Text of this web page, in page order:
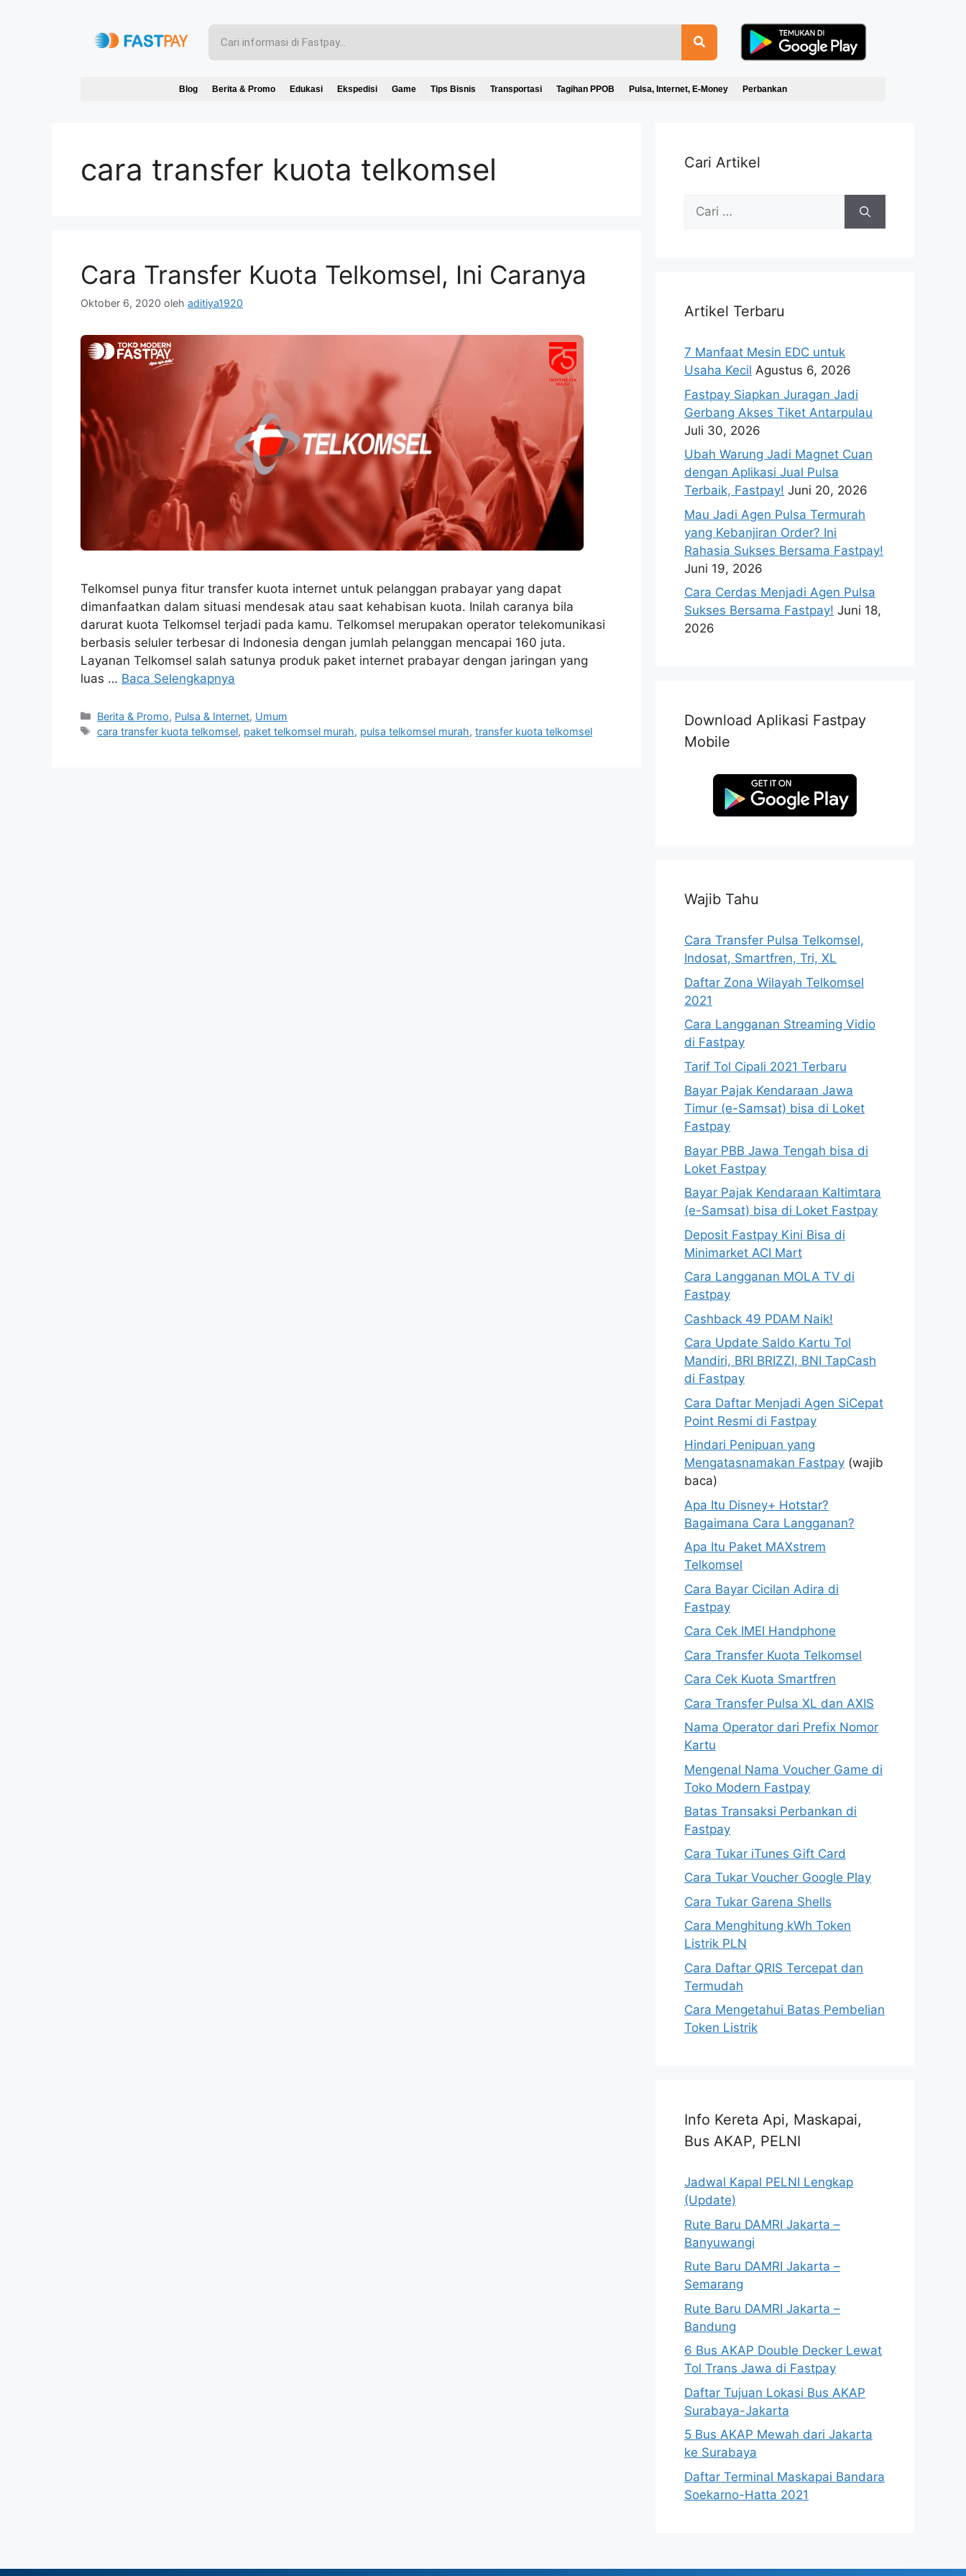
Blog Berita & Promo Edukasi Ekspedisi Game Tips Bisnis Transportasi Tagihan PPOB Pulsa, Internet, E-Money Perbankan
cara transfer kuota telkomsel
Cara Transfer Kuota Telkomsel, Ini Caranya
Oktober 6, 2020 oleh aditiya1920
Telkomsel punya fitur transfer kuota internet untuk pelanggan prabayar yang dapat
dimanfaatkan dalam situasi mendesak atau saat kehabisan kuota. Inilah caranya bila
darurat kuota Telkomsel terjadi pada kamu. Telkomsel merupakan operator telekomunikasi
berbasis seluler terbesar di Indonesia dengan jumlah pelanggan mencapai 160 juta.
Layanan Telkomsel salah satunya produk paket internet prabayar dengan jaringan yang
luas … Baca Selengkapnya
Berita & Promo, Pulsa & Internet, Umum
cara transfer kuota telkomsel, paket telkomsel murah, pulsa telkomsel murah,transfer kuota telkomsel
Cari Artikel
Artikel Terbaru
7 Manfaat Mesin EDC untuk
Usaha Kecil Agustus 6, 2026
Fastpay Siapkan Juragan Jadi
Gerbang Akses Tiket Antarpulau
Juli 30, 2026
Ubah Warung Jadi Magnet Cuan
dengan Aplikasi Jual Pulsa
Terbaik, Fastpay! Juni 20, 2026
Mau Jadi Agen Pulsa Termurah
yang Kebanjiran Order? Ini
Rahasia Sukses Bersama Fastpay!
Juni 19, 2026
Cara Cerdas Menjadi Agen Pulsa
Sukses Bersama Fastpay! Juni 18,
2026
Download Aplikasi Fastpay
Mobile
Wajib Tahu
Cara Transfer Pulsa Telkomsel,
Indosat, Smartfren, Tri, XL
Daftar Zona Wilayah Telkomsel
2021
Cara Langganan Streaming Vidio
di Fastpay
Tarif Tol Cipali 2021 Terbaru
Bayar Pajak Kendaraan Jawa
Timur (e-Samsat) bisa di Loket
Fastpay
Bayar PBB Jawa Tengah bisa di
Loket Fastpay
Bayar Pajak Kendaraan Kaltimtara
(e-Samsat) bisa di Loket Fastpay
Deposit Fastpay Kini Bisa di
Minimarket ACI Mart
Cara Langganan MOLA TV di
Fastpay
Cashback 49 PDAM Naik!
Cara Update Saldo Kartu Tol
Mandiri, BRI BRIZZI, BNI TapCash
di Fastpay
Cara Daftar Menjadi Agen SiCepat
Point Resmi di Fastpay
Hindari Penipuan yang
Mengatasnamakan Fastpay (wajib
baca)
Apa Itu Disney+ Hotstar?
Bagaimana Cara Langganan?
Apa Itu Paket MAXstrem
Telkomsel
Cara Bayar Cicilan Adira di
Fastpay
Cara Cek IMEI Handphone
Cara Transfer Kuota Telkomsel
Cara Cek Kuota Smartfren
Cara Transfer Pulsa XL dan AXIS
Nama Operator dari Prefix Nomor
Kartu
Mengenal Nama Voucher Game di
Toko Modern Fastpay
Batas Transaksi Perbankan di
Fastpay
Cara Tukar iTunes Gift Card
Cara Tukar Voucher Google Play
Cara Tukar Garena Shells
Cara Menghitung kWh Token
Listrik PLN
Cara Daftar QRIS Tercepat dan
Termudah
Cara Mengetahui Batas Pembelian
Token Listrik
Info Kereta Api, Maskapai,
Bus AKAP, PELNI
Jadwal Kapal PELNI Lengkap
(Update)
Rute Baru DAMRI Jakarta –
Banyuwangi
Rute Baru DAMRI Jakarta –
Semarang
Rute Baru DAMRI Jakarta –
Bandung
6 Bus AKAP Double Decker Lewat
Tol Trans Jawa di Fastpay
Daftar Tujuan Lokasi Bus AKAP
Surabaya-Jakarta
5 Bus AKAP Mewah dari Jakarta
ke Surabaya
Daftar Terminal Maskapai Bandara
Soekarno-Hatta 2021